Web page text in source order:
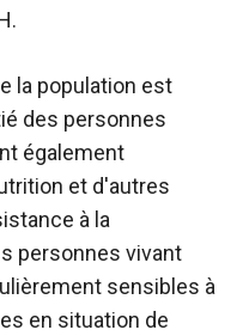
la population est
des personnes
également
et d'autres
à la
personnes vivant
sensibles à
en situation de